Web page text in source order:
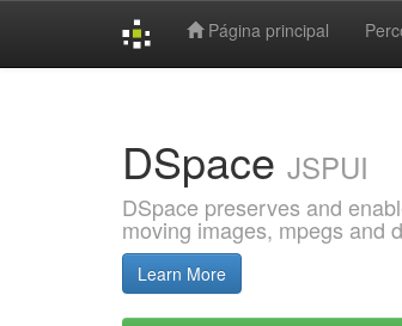
Página principal
DSpace JSPUI
DSpace preserves and
moving images, mpegs and
Learn More